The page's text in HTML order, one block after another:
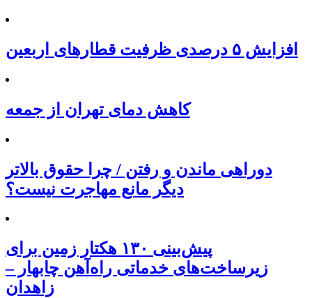
افزایش ۵ درصدی ظرفیت قطارهای اربعین
کاهش دمای تهران از جمعه
دوراهی ماندن و رفتن / چرا حقوق بالاتر
دیگر مانع مهاجرت نیست؟
پیش‌بینی ۱۳۰ هکتار زمین برای
زیرساخت‌های خدماتی راه‌آهن چابهار –
زاهدان